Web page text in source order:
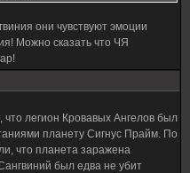
они чувствуют эмоции
Можно сказать что ЧЯ
что легион Кровавых Ангелов был
планету Сигнус Прайм. По
что планета заражена
был едва не убит